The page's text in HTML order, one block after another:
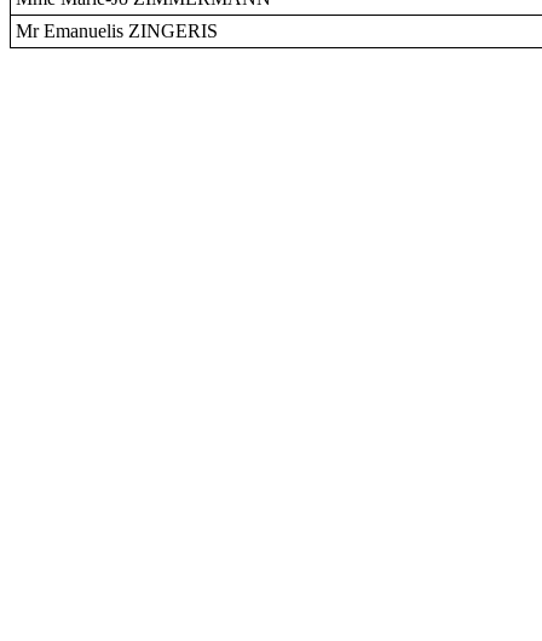
Mr Emanuelis ZINGERIS